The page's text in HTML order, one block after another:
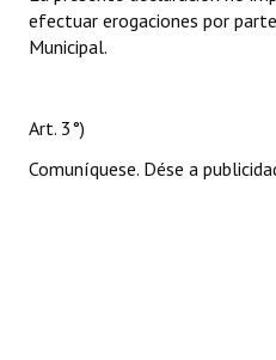
efectuar erogaciones por
Municipal.
Art. 3°)
Comuníquese. Dése a